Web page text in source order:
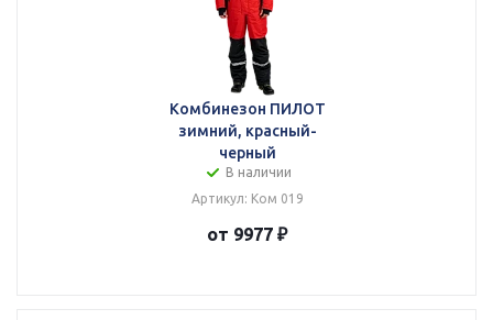
Комбинезон ПИЛОТ
зимний, красный-
черный
В наличии
Артикул: Ком 019
от 9977 ₽